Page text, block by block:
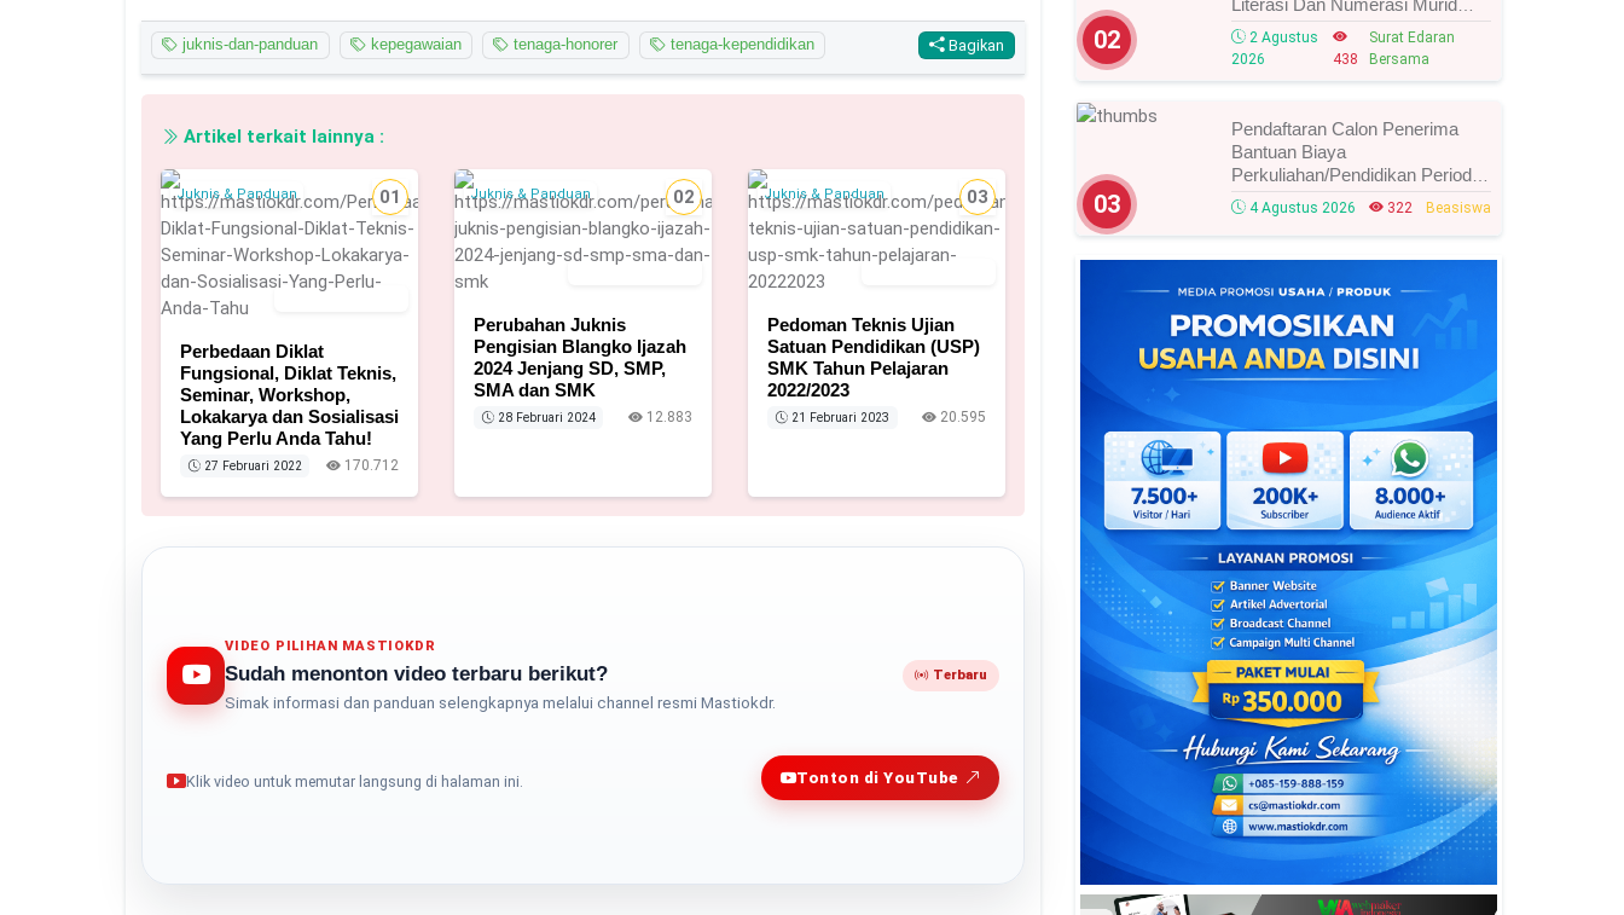
juknis-dan-panduan kepegawaian tenaga-honorer tenaga-kependidikan Bagikan
Artikel terkait lainnya :
01
Juknis & Panduan
Perbedaan Diklat
Fungsional, Diklat Teknis,
Seminar, Workshop,
Lokakarya dan Sosialisasi
Yang Perlu Anda Tahu!
27 Februari 2022 170.712
02
Juknis & Panduan
Perubahan Juknis
Pengisian Blangko Ijazah
2024 Jenjang SD, SMP,
SMA dan SMK
28 Februari 2024 12.883
03
Juknis & Panduan
Pedoman Teknis Ujian
Satuan Pendidikan (USP)
SMK Tahun Pelajaran
2022/2023
21 Februari 2023 20.595
VIDEO PILIHAN MASTIOKDR
Sudah menonton video terbaru berikut?
Simak informasi dan panduan selengkapnya melalui channel resmi Mastiokdr.
Terbaru
Klik video untuk memutar langsung di halaman ini. Tonton di YouTube
02
Tahun 2026, Ini Strategi Dan
Alurnya
2 Agustus
2026
438
Surat Edaran
Bersama
03
Pendaftaran Calon Penerima
Bantuan Biaya
Perkuliahan/Pendidikan Periode
Agustus 2026 Resmi Dibuka,
Simak Syarat Dan Jadwal
Lengkapnya
4 Agustus 2026 322 Beasiswa